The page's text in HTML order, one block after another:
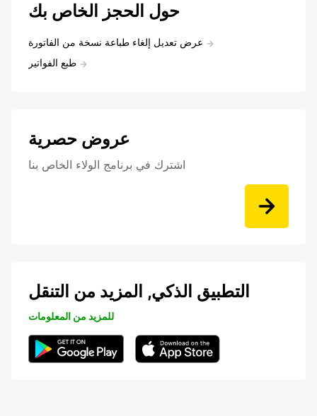
حول الحجز الخاص بك
عرض تعديل إلغاء طباعة نسخة من الفاتورة
طبع الفواتير
عروض حصرية
اشترك في برنامج الولاء الخاص بنا
التطبيق الذكي, المزيد من التنقل
للمزيد من المعلومات